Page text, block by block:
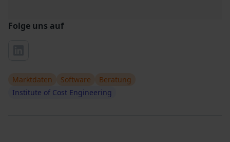
Folge uns auf
Marktdaten Software
Beratung
Institute of Cost Engineering